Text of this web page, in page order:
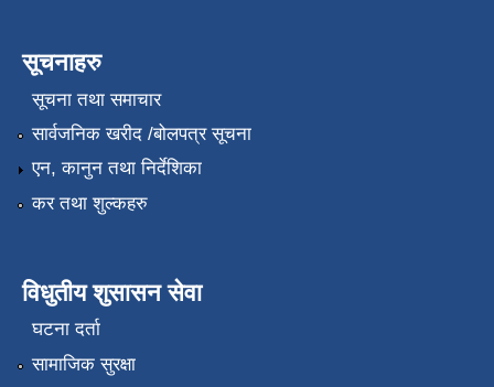
सूचनाहरु
सूचना तथा समाचार
सार्वजनिक खरीद /बोलपत्र सूचना
एन, कानुन तथा निर्देशिका
कर तथा शुल्कहरु
विधुतीय शुसासन सेवा
घटना दर्ता
सामाजिक सुरक्षा